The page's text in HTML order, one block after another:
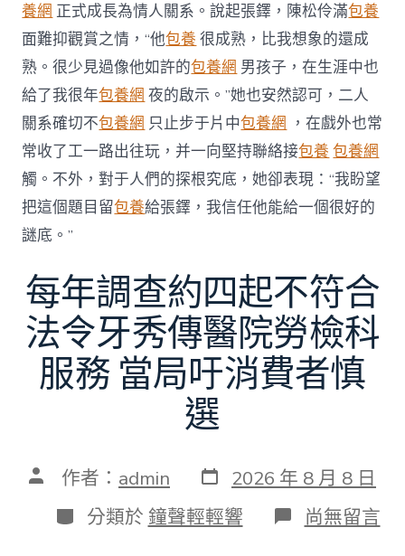
養網 正式成長為情人關系。說起張鐸，陳松伶滿包養
面難抑觀賞之情，“他包養 很成熟，比我想象的還成
熟。很少見過像他如許的包養網 男孩子，在生涯中也
給了我很年包養網 夜的啟示。”她也安然認可，二人
關系確切不包養網 只止步于片中包養網 ，在戲外也常
常收了工一路出往玩，并一向堅持聯絡接包養 包養網
觸。不外，對于人們的探根究底，她卻表現：“我盼望
把這個題目留包養給張鐸，我信任他能給一個很好的
謎底。”
每年調查約四起不符合
法令牙秀傳醫院勞檢科
服務 當局吁消費者慎
選
文 作者： admin 發
表
日
期
2026 年 8 月 8 日
分
類
分類於 鐘聲輕輕響 在
〈每
尚無留言